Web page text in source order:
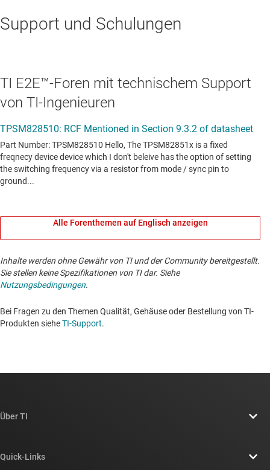
Support und Schulungen
TI E2E™-Foren mit technischem Support
von TI-Ingenieuren
Alle Forenthemen auf Englisch anzeigen
Inhalte werden ohne Gewähr von TI und der Community bereitgestellt.
Sie stellen keine Spezifikationen von TI dar. Siehe
Nutzungsbedingungen.
Bei Fragen zu den Themen Qualität, Gehäuse oder Bestellung von TI-
Produkten sieheTI-Support. ​​​​​​​​​​​​​​
Über TI
Quick-Links